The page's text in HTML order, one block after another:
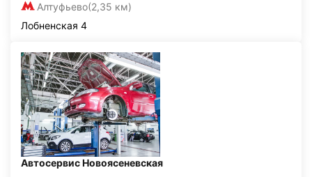
Алтуфьево(2,35 км)
Лобненская 4
Автосервис Новоясеневская